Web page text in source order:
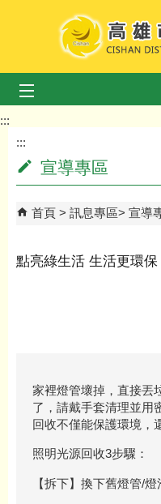
跳到主要內容區塊
:::
:::
宣導專區
首頁 訊息專區 宣導
點亮綠生活 生活更環保
家裡燈管壞掉，直接丟
了，請戴手套清理並用
回收不僅能保護環境，
照明光源回收3步驟：
【拆下】換下舊燈管/燈